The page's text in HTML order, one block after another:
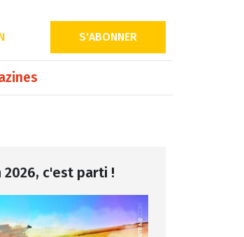
S'ABONNER
2026, c'est parti !